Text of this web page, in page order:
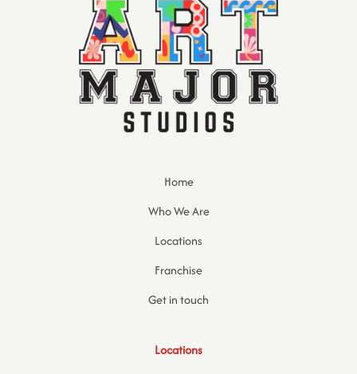
Home
Who We Are
Locations
Franchise
Get in touch
Locations